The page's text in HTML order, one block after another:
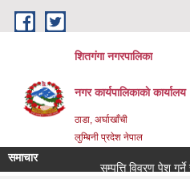
Skip to main content
शितगंगा नगरपालिका
नगर कार्यपालिकाकाे कार्यालय
ठाडा, अर्घाखाँची
लुम्बिनी प्रदेश नेपाल
समाचार
सम्पत्ति विवरण पेश गर्ने